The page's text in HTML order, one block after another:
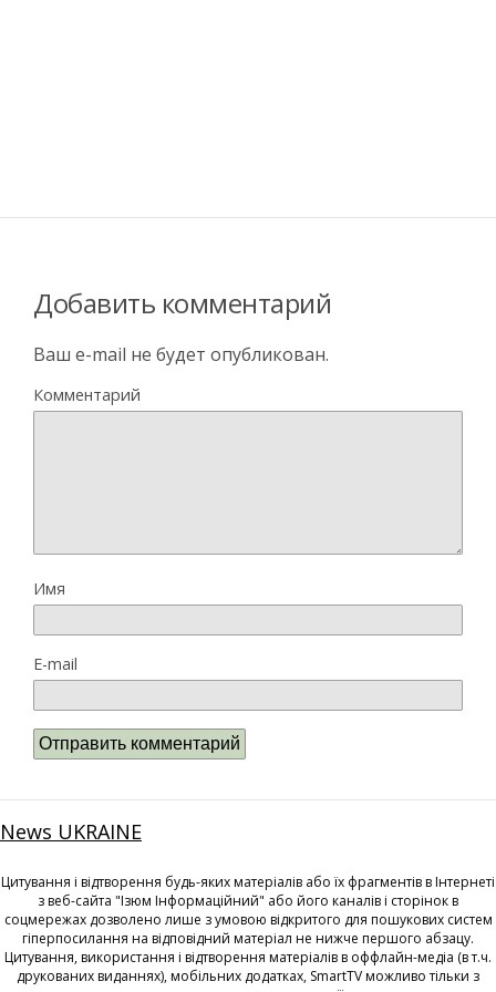
Добавить комментарий
Ваш e-mail не будет опубликован.
Комментарий
Имя
E-mail
News UKRAINE
Цитування і відтворення будь-яких матеріалів або їх фрагментів в Інтернеті
з веб-сайта "Ізюм Інформаційний" або його каналів і сторінок в
соцмережах дозволено лише з умовою відкритого для пошукових систем
гіперпосилання на відповідний матеріал не нижче першого абзацу.
Цитування, використання і відтворення матеріалів в оффлайн-медіа (в т.ч.
друкованих виданнях), мобільних додатках, SmartTV можливо тільки з